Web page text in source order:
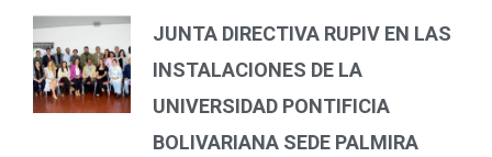
JUNTA DIRECTIVA RUPIV EN LAS
INSTALACIONES DE LA
UNIVERSIDAD PONTIFICIA
BOLIVARIANA SEDE PALMIRA